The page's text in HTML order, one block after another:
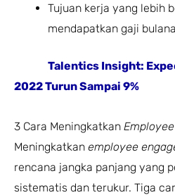
Tujuan kerja yang lebih
mendapatkan gaji
Talentics Insight:
2022 Turun Sampai 9%
3 Cara Meningkatkan
Meningkatkan employee
rencana jangka panjang yang
sistematis dan terukur. Tiga